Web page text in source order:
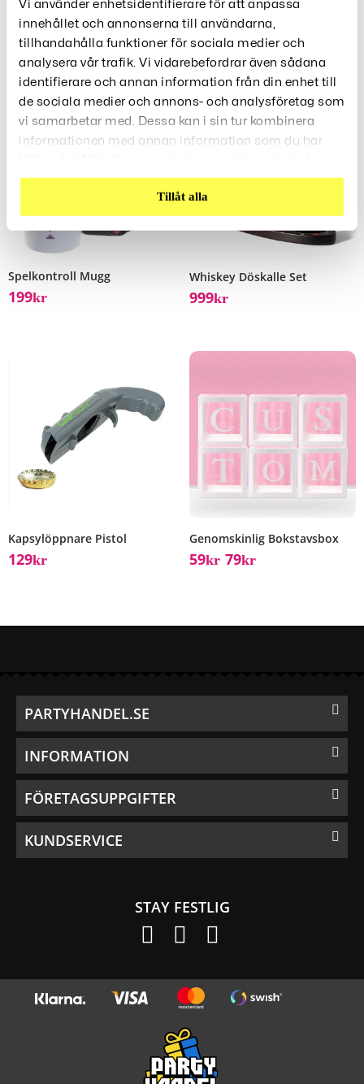
Vi använder enhetsidentifierare för att anpassa
innehållet och annonserna till användarna,
tillhandahålla funktioner för sociala medier och
analysera vår trafik. Vi vidarebefordrar även sådana
identifierare och annan information från din enhet till
de sociala medier och annons- och analysföretag som
vi samarbetar med. Dessa kan i sin tur kombinera
informationen med annan information som du har
använt deras tjänster.
Tillåt alla
Relaterade Produkter
Spelkontroll Mugg
199Kr
Whiskey Döskalle Set
999Kr
Kapsylöppnare Pistol
129Kr
Genomskinlig Bokstavsbox
59Kr– 79Kr
PARTYHANDEL.SE
INFORMATION
FÖRETAGSUPPGIFTER
KUNDSERVICE
STAY FESTLIG